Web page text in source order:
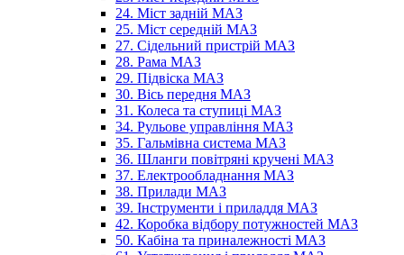
24. Міст задній МАЗ
25. Міст середній МАЗ
27. Сідельний пристрій МАЗ
28. Рама МАЗ
29. Підвіска МАЗ
30. Вісь передня МАЗ
31. Колеса та ступиці МАЗ
34. Рульове управління МАЗ
35. Гальмівна система МАЗ
36. Шланги повітряні кручені МАЗ
37. Електрообладнання МАЗ
38. Прилади МАЗ
39. Інструменти і приладдя МАЗ
42. Коробка відбору потужностей МАЗ
50. Кабіна та приналежності МАЗ